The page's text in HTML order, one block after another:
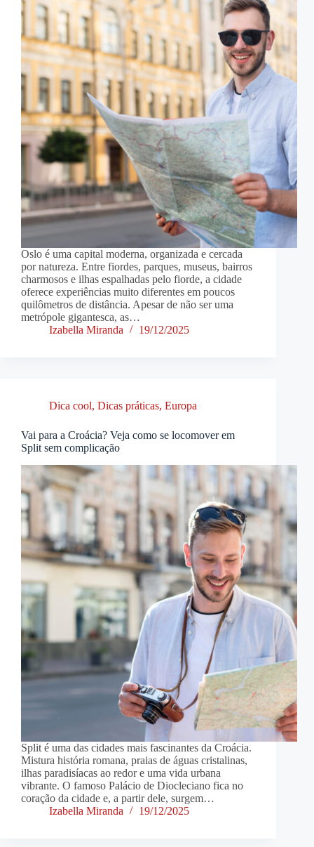
Oslo é uma capital moderna, organizada e cercada
por natureza. Entre fiordes, parques, museus, bairros
charmosos e ilhas espalhadas pelo fiorde, a cidade
oferece experiências muito diferentes em poucos
quilômetros de distância. Apesar de não ser uma
metrópole gigantesca, as…
Izabella Miranda
19/12/2025
Dica cool, Dicas práticas, Europa
Vai para a Croácia? Veja como se locomover em
Split sem complicação
Split é uma das cidades mais fascinantes da Croácia.
Mistura história romana, praias de águas cristalinas,
ilhas paradisíacas ao redor e uma vida urbana
vibrante. O famoso Palácio de Diocleciano fica no
coração da cidade e, a partir dele, surgem…
Izabella Miranda
19/12/2025